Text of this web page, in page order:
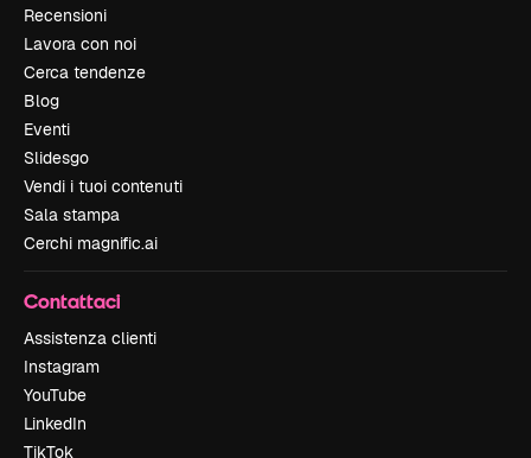
Recensioni
Lavora con noi
Cerca tendenze
Blog
Eventi
Slidesgo
Vendi i tuoi contenuti
Sala stampa
Cerchi magnific.ai
Contattaci
Assistenza clienti
Instagram
YouTube
LinkedIn
TikTok